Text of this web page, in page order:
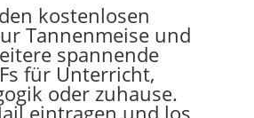
kostenlosen
Tannenmeise und
spannende
für Unterricht,
oder zuhause.
eintragen und los